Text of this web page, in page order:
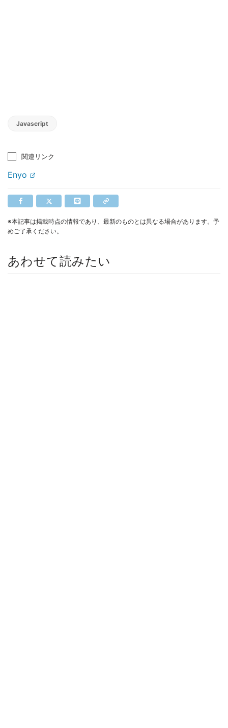
Javascript
関連リンク
Enyo
※本記事は掲載時点の情報であり、最新のものとは異なる場合があります。予
めご了承ください。
あわせて読みたい